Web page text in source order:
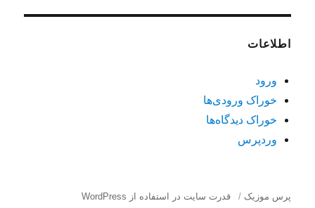
اطلاعات
ورود
خوراک ورودی‌ها
خوراک دیدگاه‌ها
وردپرس
پرس موزیک قدرت سایت در استفاده از WordPress